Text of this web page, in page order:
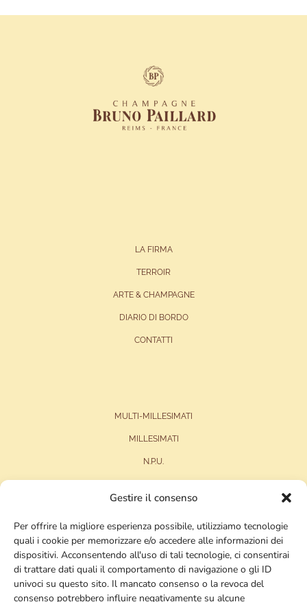
Gestire il consenso
Per offrire la migliore esperienza possibile, utilizziamo tecnologie
quali i cookie per memorizzare e/o accedere alle informazioni dei
dispositivi. Acconsentendo all'uso di tali tecnologie, ci consentirai
di trattare dati quali il comportamento di navigazione o gli ID
univoci su questo sito. Il mancato consenso o la revoca del
consenso potrebbero influire negativamente su alcune
LA FIRMA
TERROIR
ARTE & CHAMPAGNE
DIARIO DI BORDO
CONTATTI
MULTI-MILLESIMATI
MILLESIMATI
N.P.U.
SEGUITECI